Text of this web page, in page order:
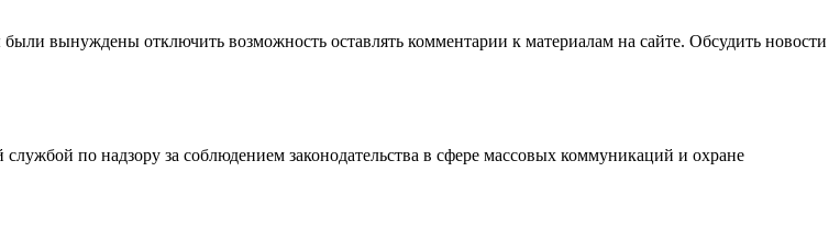
вынуждены отключить возможность оставлять комментарии к материалам на сайте. Обсудить новости
по надзору за соблюдением законодательства в сфере массовых коммуникаций и охране